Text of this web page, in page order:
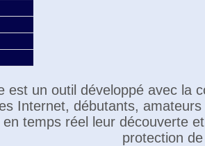
est un outil développé avec la
Internet, débutants,
temps réel leur découverte
protection